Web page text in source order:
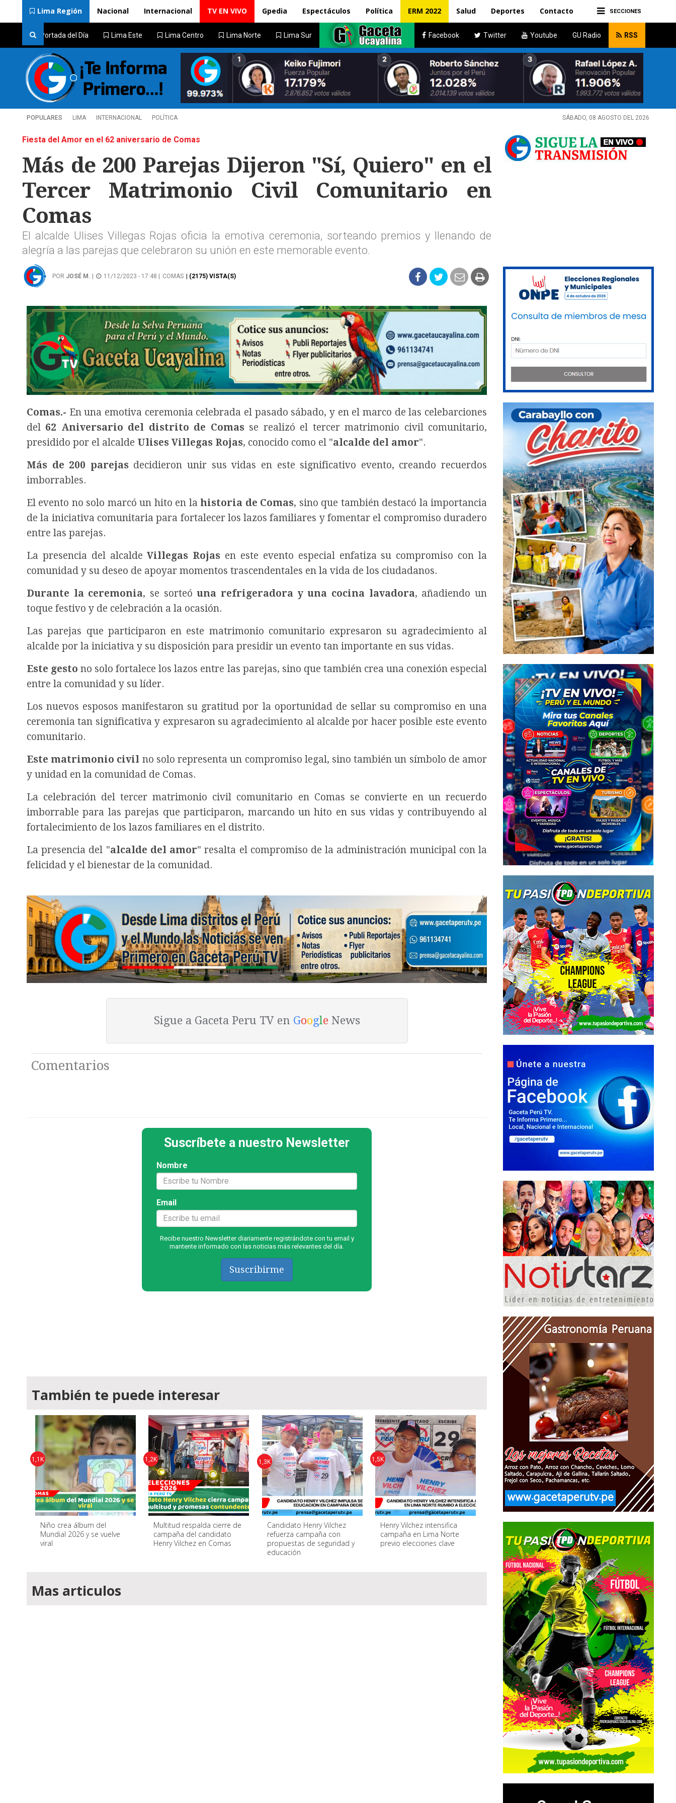
SECCIONES
Lima Región Nacional Internacional TV EN VIVO Gpedia Espectáculos Política ERM 2022 Salud Deportes Contacto
Portada del Día Lima Este Lima Centro Lima Norte Lima Sur Facebook Twitter Youtube GU Radio RSS
POPULARES LIMA INTERNACIONAL POLÍTICA SÁBADO, 08 AGOSTO DEL 2026
Fiesta del Amor en el 62 aniversario de Comas
Más de 200 Parejas Dijeron "Sí, Quiero" en el
Tercer Matrimonio Civil Comunitario en
Comas
El alcalde Ulises Villegas Rojas oficia la emotiva ceremonia, sorteando premios y llenando de
alegría a las parejas que celebraron su unión en este memorable evento.
POR JOSÉ M. 11/12/2023 - 17:48 | COMAS | (2175) VISTA(S)
Comas.- En una emotiva ceremonia celebrada el pasado sábado, y en el marco de las celebarciones
del 62 Aniversario del distrito de Comas se realizó el tercer matrimonio civil comunitario,
presidido por el alcalde Ulises Villegas Rojas, conocido como el "alcalde del amor".
Más de 200 parejas decidieron unir sus vidas en este significativo evento, creando recuerdos
imborrables.
El evento no solo marcó un hito en la historia de Comas, sino que también destacó la importancia
de la iniciativa comunitaria para fortalecer los lazos familiares y fomentar el compromiso duradero
entre las parejas.
La presencia del alcaldeVillegas Rojas en este evento especial enfatiza su compromiso con la
comunidad y su deseo de apoyar momentos trascendentales en la vida de los ciudadanos.
Durante la ceremonia, se sorteóuna refrigeradora y una cocina lavadora, añadiendo un
toque festivo y de celebración a la ocasión.
Las parejas que participaron en este matrimonio comunitario expresaron su agradecimiento al
alcalde por la iniciativa y su disposición para presidir un evento tan importante en sus vidas.
Este gesto no solo fortalece los lazos entre las parejas, sino que también crea una conexión especial
entre la comunidad y su líder.
Los nuevos esposos manifestaron su gratitud por la oportunidad de sellar su compromiso en una
ceremonia tan significativa y expresaron su agradecimiento al alcalde por hacer posible este evento
comunitario.
Este matrimonio civil no solo representa un compromiso legal, sino también un símbolo de amor
y unidad en la comunidad de Comas.
La celebración del tercer matrimonio civil comunitario en Comas se convierte en un recuerdo
imborrable para las parejas que participaron, marcando un hito en sus vidas y contribuyendo al
fortalecimiento de los lazos familiares en el distrito.
La presencia del "alcalde del amor" resalta el compromiso de la administración municipal con la
felicidad y el bienestar de la comunidad.
Sigue a Gaceta Peru TV en GoogleNews
Comentarios
Suscríbete a nuestro Newsletter
Nombre
Email
Recibe nuestro Newsletter diariamente registrándote con tu email y
mantente informado con las noticias más relevantes del día.
Suscribirme
También te puede interesar
Niño crea álbum del
Mundial 2026 y se vuelve
viral
1,1K
Multitud respalda cierre de
campaña del candidato
Henry Vilchez en Comas
1,2K
Candidato Henry Vilchez
refuerza campaña con
propuestas de seguridad y
educación
1,3K
Henry Vilchez intensifica
campaña en Lima Norte
previo elecciones clave
1,5K
Mas articulos